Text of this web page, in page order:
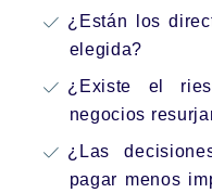
¿Están los
elegida?
¿Existe el
negocios
¿Las
pagar menos